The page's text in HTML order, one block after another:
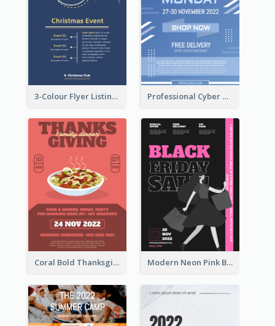
3-Colour Flyer Listing Christmas Activities Professional Cyber Monday Free Delivery Promotion Flyer Design
Coral Bold Thanksgiving Dinner Promotion Flyer Modern Neon Pink Black Friday Shopping Sale Day Flyer